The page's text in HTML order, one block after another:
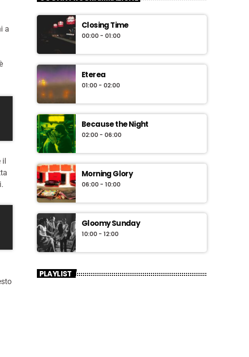
a
Closing Time
00:00 - 01:00
Eterea
01:00 - 02:00
Because the Night
02:00 - 06:00
Morning Glory
06:00 - 10:00
Gloomy Sunday
10:00 - 12:00
PLAYLIST